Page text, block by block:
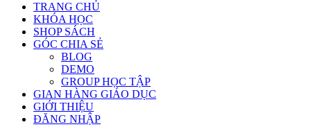
TRANG CHỦ
KHÓA HỌC
SHOP SÁCH
GÓC CHIA SẺ
BLOG
DEMO
GROUP HỌC TẬP
GIAN HÀNG GIÁO DỤC
GIỚI THIỆU
ĐĂNG NHẬP